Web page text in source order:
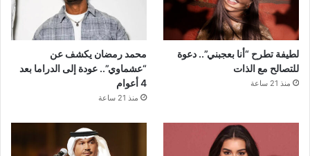
لطيفة تطرح “أنا بعجبني”.. دعوة
للتصالح مع الذات
منذ 21 ساعة
محمد رمضان يكشف عن
“عشماوي”.. عودة إلى الدراما بعد
4 أعوام
منذ 21 ساعة